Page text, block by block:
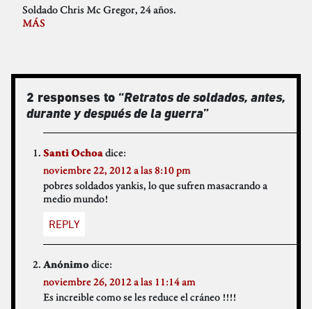
Soldado Chris Mc Gregor, 24 años.
MÁS
2 responses to “Retratos de soldados, antes,
durante y después de la guerra”
Santi Ochoadice:
noviembre 22, 2012 a las 8:10 pm
pobres soldados yankis, lo que sufren masacrando a
medio mundo!
REPLY
Anónimodice:
noviembre 26, 2012 a las 11:14 am
Es increible como se les reduce el cráneo !!!!